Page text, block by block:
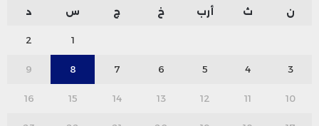
ن ث أرب خ ج س د
1
2
3
4
5
6
7
8
9
10
11
12
13
14
15
16